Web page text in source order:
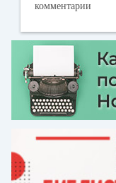
комментарии